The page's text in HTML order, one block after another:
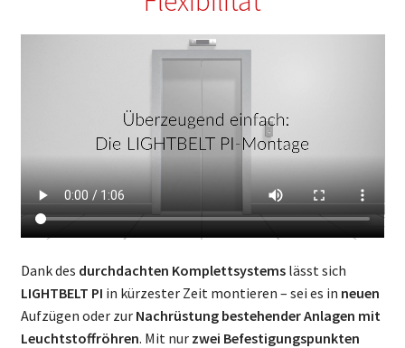
Dank des durchdachten Komplettsystemslässt sich
LIGHTBELT PI in kürzester Zeit montieren – sei es in neuen
Aufzügen oder zur Nachrüstung bestehender Anlagen mit
Leuchtstoffröhren. Mit nur zwei Befestigungspunkten